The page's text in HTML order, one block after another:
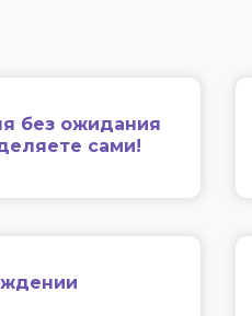
без ожидания
сами!